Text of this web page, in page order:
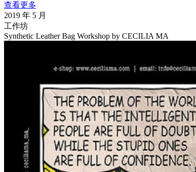
查看更多
2019 年 5 月
工作坊
Synthetic Leather Bag Workshop by CECILIA MA